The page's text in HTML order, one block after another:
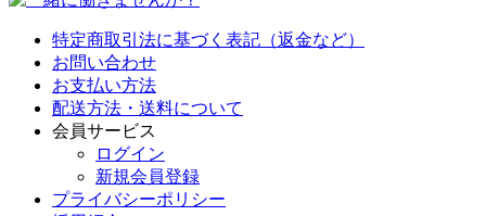
特定商取引法に基づく表記（返金など）
お問い合わせ
お支払い方法
配送方法・送料について
会員サービス
ログイン
新規会員登録
プライバシーポリシー